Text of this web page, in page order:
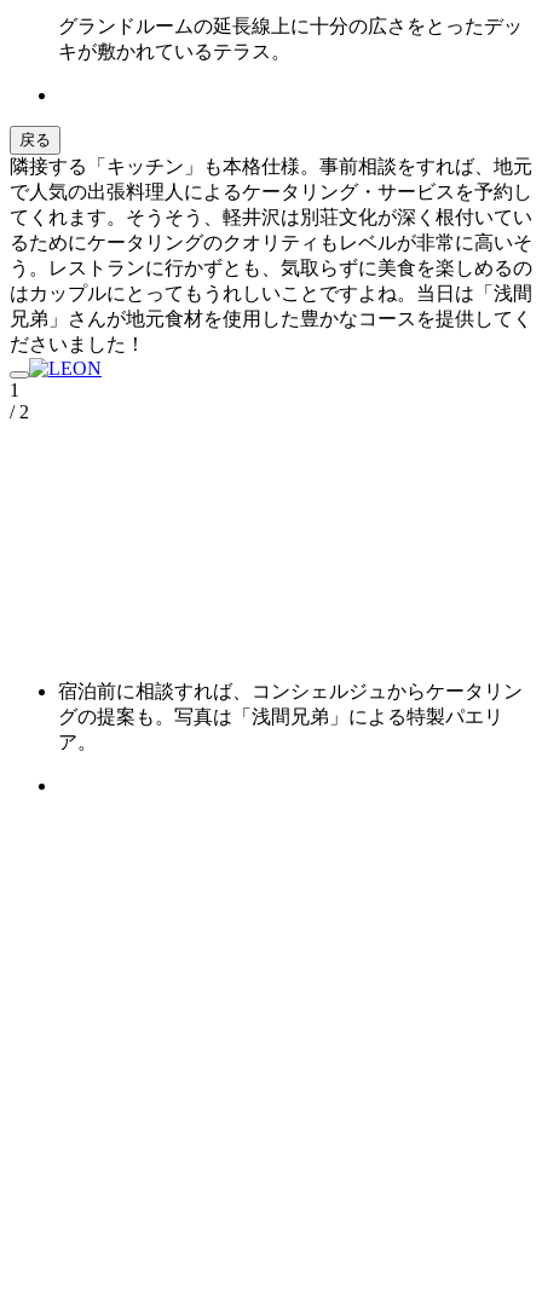
グランドルームの延長線上に十分の広さをとったデッ
キが敷かれているテラス。
戻る
隣接する「キッチン」も本格仕様。事前相談をすれば、地元
で人気の出張料理人によるケータリング・サービスを予約し
てくれます。そうそう、軽井沢は別荘文化が深く根付いてい
るためにケータリングのクオリティもレベルが非常に高いそ
う。レストランに行かずとも、気取らずに美食を楽しめるの
はカップルにとってもうれしいことですよね。当日は「浅間
兄弟」さんが地元食材を使用した豊かなコースを提供してく
ださいました！
1
/ 2
宿泊前に相談すれば、コンシェルジュからケータリン
グの提案も。写真は「浅間兄弟」による特製パエリ
ア。